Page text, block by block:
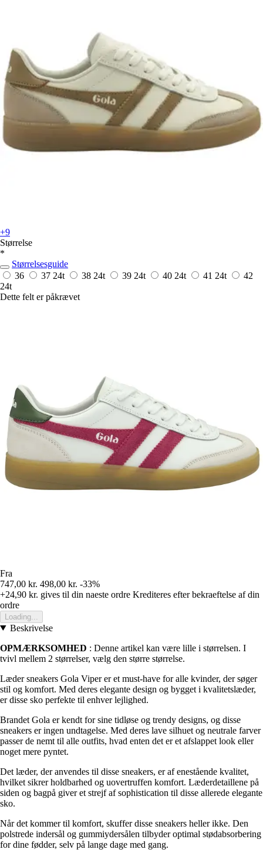
+9
Størrelse
*
Størrelsesguide
36
37 24t 38 24t 39 24t 40 24t 41 24t
42
24t
Dette felt er påkrævet
Fra
747,00 kr. 498,00 kr. -33%
+24,90 kr. gives til din naeste ordre Krediteres efter bekraeftelse af din
ordre
Loading...
Beskrivelse
OPMÆRKSOMHED : Denne artikel kan være lille i størrelsen. I
tvivl mellem 2 størrelser, vælg den større størrelse.
Læder sneakers Gola Viper er et must-have for alle kvinder, der søger
stil og komfort. Med deres elegante design og bygget i kvalitetslæder,
er disse sko perfekte til enhver lejlighed.
Brandet Gola er kendt for sine tidløse og trendy designs, og disse
sneakers er ingen undtagelse. Med deres lave silhuet og neutrale farver
passer de nemt til alle outfits, hvad enten det er et afslappet look eller
noget mere pyntet.
Det læder, der anvendes til disse sneakers, er af enestående kvalitet,
hvilket sikrer holdbarhed og uovertruffen komfort. Læderdetaillene på
siden og bagpå giver et strejf af sophistication til disse allerede elegante
sko.
Når det kommer til komfort, skuffer disse sneakers heller ikke. Den
polstrede indersål og gummiydersålen tilbyder optimal stødabsorbering
for dine fødder, selv på lange dage med gang.